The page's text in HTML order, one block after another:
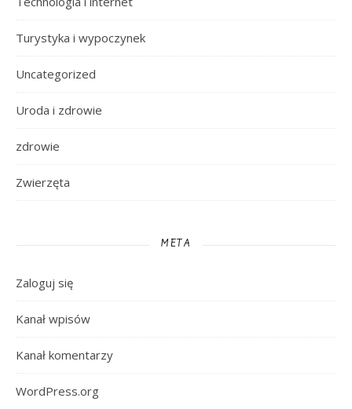
Turystyka i wypoczynek
Uncategorized
Uroda i zdrowie
zdrowie
Zwierzęta
META
Zaloguj się
Kanał wpisów
Kanał komentarzy
WordPress.org